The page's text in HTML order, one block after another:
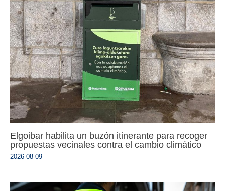
Elgoibar habilita un buzón itinerante para recoger
propuestas vecinales contra el cambio climático
2026-08-09